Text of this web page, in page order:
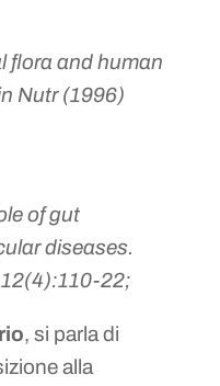
flora and human
Nutr (1996)
of gut
diseases.
22;
, si parla di
alla